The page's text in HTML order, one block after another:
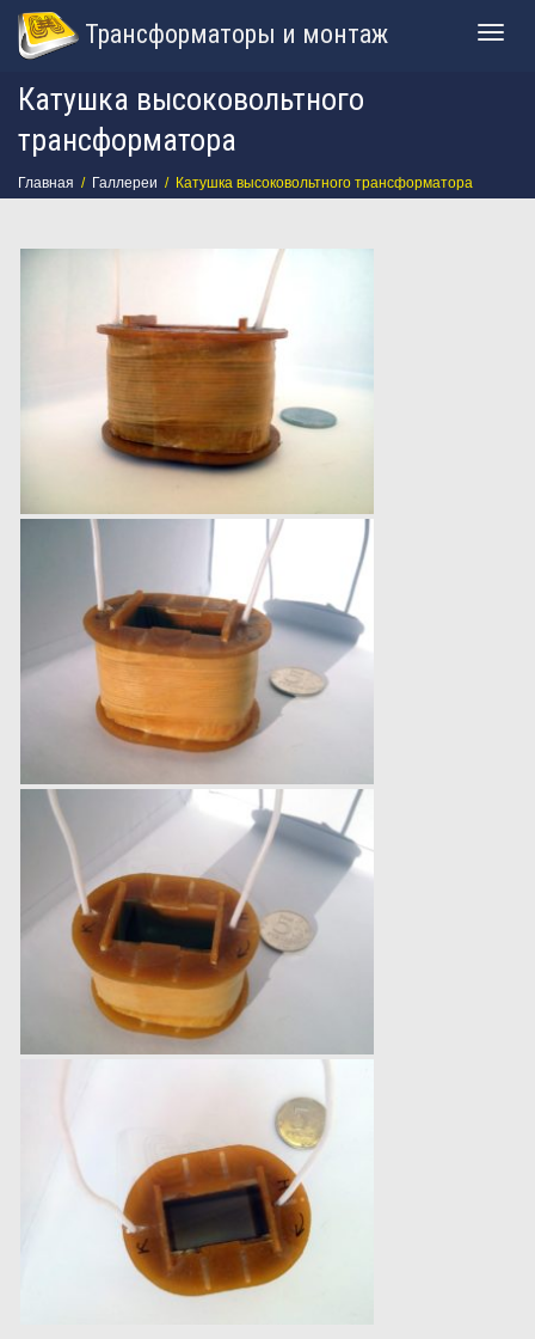
Трансформаторы и монтаж
Катушка высоковольтного
трансформатора
Главная Галлереи Катушка высоковольтного трансформатора